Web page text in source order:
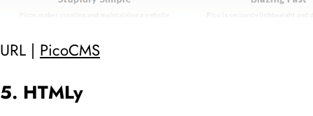
URL | PicoCMS
5. HTMLy